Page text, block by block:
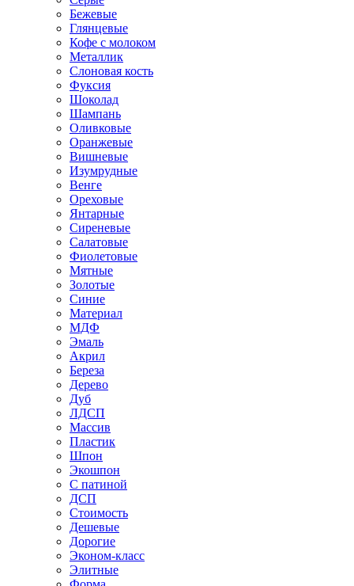
Бежевые
Глянцевые
Кофе с молоком
Металлик
Слоновая кость
Фуксия
Шоколад
Шампань
Оливковые
Оранжевые
Вишневые
Изумрудные
Венге
Ореховые
Янтарные
Сиреневые
Салатовые
Фиолетовые
Мятные
Золотые
Синие
Материал
МДФ
Эмаль
Акрил
Береза
Дерево
Дуб
ЛДСП
Массив
Пластик
Шпон
Экошпон
С патиной
ДСП
Стоимость
Дешевые
Дорогие
Эконом-класс
Элитные